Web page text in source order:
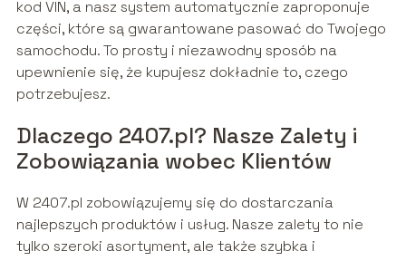
kod VIN, a nasz system automatycznie zaproponuje
części, które są gwarantowane pasować do Twojego
samochodu. To prosty i niezawodny sposób na
upewnienie się, że kupujesz dokładnie to, czego
potrzebujesz.
Dlaczego 2407.pl? Nasze Zalety i
Zobowiązania wobec Klientów
W 2407.pl zobowiązujemy się do dostarczania
najlepszych produktów i usług. Nasze zalety to nie
tylko szeroki asortyment, ale także szybka i